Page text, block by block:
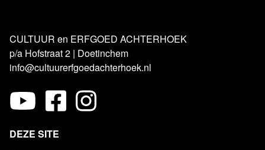
CULTUUR en ERFGOED ACHTERHOEK
p/a Hofstraat 2 | Doetinchem
info@cultuurerfgoedachterhoek.nl
DEZE SITE